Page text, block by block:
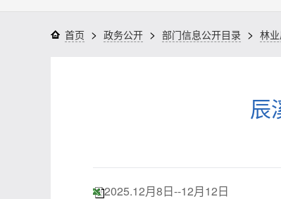
首页 > 政务公开 > 部门信息公开目录 > 林
辰
2025.12月8日--12月12日